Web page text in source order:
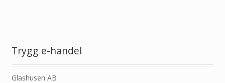
Trygg e-handel
Glashusen AB